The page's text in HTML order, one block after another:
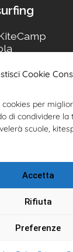
Cookie
per
di condividere la
scuole,
Accetta
Rifiuta
Preferenze